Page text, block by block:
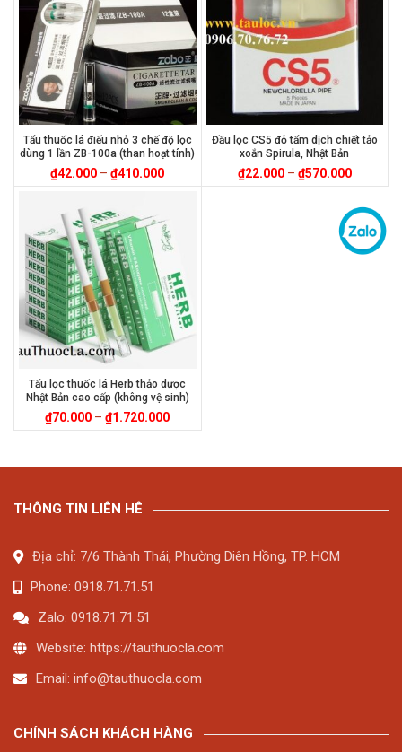
Tẩu thuốc lá điếu nhỏ 3 chế độ lọc
dùng 1 lần ZB-100a (than hoạt tính)
₫42.000 –₫410.000
Đầu lọc CS5 đỏ tẩm dịch chiết tảo
xoắn Spirula, Nhật Bản
₫22.000– ₫570.000
Tẩu lọc thuốc lá Herb thảo dược
Nhật Bản cao cấp (không vệ sinh)
₫70.000 –₫1.720.000
THÔNG TIN LIÊN HÊ
Địa chỉ: 7/6 Thành Thái, Phường Diên Hồng, TP. HCM
Phone: 0918.71.71.51
Zalo: 0918.71.71.51
Website: https://tauthuocla.com
Email: info@tauthuocla.com
CHÍNH SÁCH KHÁCH HÀNG